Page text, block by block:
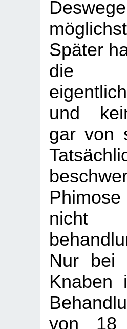
Später
die
und
gar von
nicht
Nur bei
Knaben
von 18